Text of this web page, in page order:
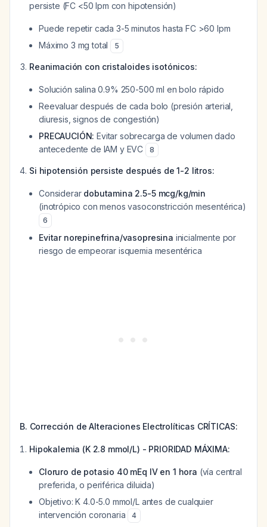
persiste (FC <50 lpm con hipotensión)
Puede repetir cada 3-5 minutos hasta FC >60 lpm
Máximo 3 mg total
5
Reanimación con cristaloides isotónicos:
Solución salina 0.9% 250-500 ml en bolo rápido
Reevaluar después de cada bolo (presión arterial,
diuresis, signos de congestión)
PRECAUCIÓN: Evitar sobrecarga de volumen dado
antecedente de IAM y EVC
8
Si hipotensión persiste después de 1-2 litros:
Considerar dobutamina 2.5-5 mcg/kg/min
(inotrópico con menos vasoconstricción mesentérica)
6
Evitar norepinefrina/vasopresina inicialmente por
riesgo de empeorar isquemia mesentérica
B. Corrección de Alteraciones Electrolíticas CRÍTICAS:
Hipokalemia (K 2.8 mmol/L) - PRIORIDAD MÁXIMA:
Cloruro de potasio 40 mEq IV en 1 hora (vía central
preferida, o periférica diluida)
Objetivo: K 4.0-5.0 mmol/L antes de cualquier
intervención coronaria
4